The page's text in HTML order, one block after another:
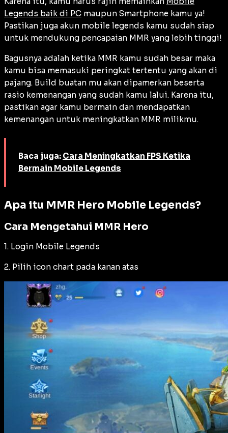
Legends baik di PC maupun Smartphone kamu ya!
Pastikan juga akun mobile legends kamu sudah siap
untuk mendukung pencapaian MMR yang lebih tinggi!
Bagusnya adalah ketika MMR kamu sudah besar maka
kamu bisa memasuki peringkat tertentu yang akan di
pajang. Build buatan mu akan dipamerkan beserta
rasio kemenangan yang sudah kamu lalui. Karena itu,
pastikan agar kamu bermain dan mendapatkan
kemenangan untuk meningkatkan MMR milikmu.
Baca juga: Cara Meningkatkan FPS Ketika
Bermain Mobile Legends
Apa itu MMR Hero Mobile Legends?
Cara Mengetahui MMR Hero
1. Login Mobile Legends
2. Pilih icon chart pada kanan atas